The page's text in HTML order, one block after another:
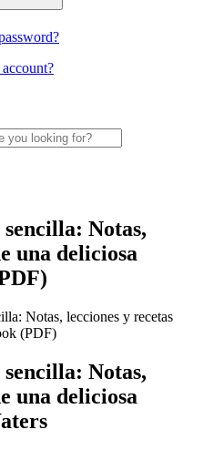
Notas,
una deliciosa
Notas, lecciones y recetas
(PDF)
Notas,
una deliciosa